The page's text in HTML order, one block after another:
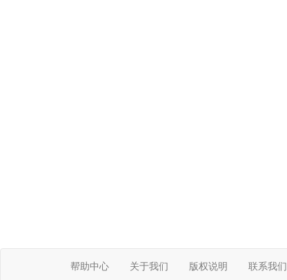
帮助中心 关于我们 版权说明 联系我们